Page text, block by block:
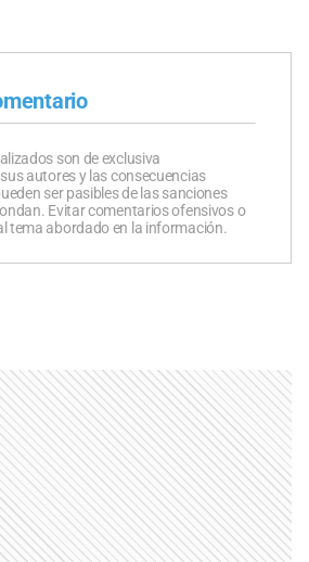
son de exclusiva
autores y las consecuencias
ser pasibles de las sanciones
Evitar comentarios ofensivos o
tema abordado en la información.